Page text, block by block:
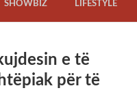
SHOWBIZ LIFESTYLE
e të
për të